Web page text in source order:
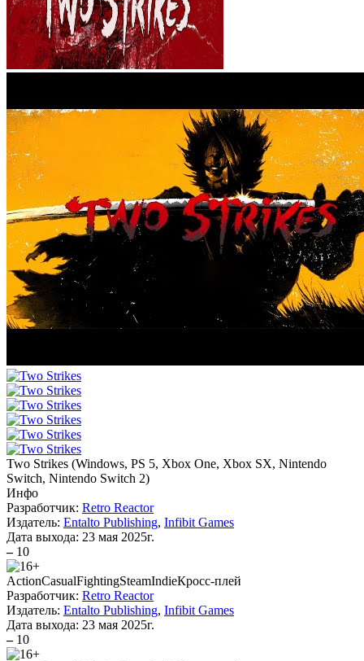
Two Strikes (Windows, PS 5, Xbox One, Xbox SX, Nintendo
Switch, Nintendo Switch 2)
Инфо
Разработчик: Retro Reactor
Издатель: Entalto Publishing, Infibit Games
Дата выхода: 23 мая 2025г.
– 10
ActionCasualFightingSteamIndieКросс-плей
Разработчик: Retro Reactor
Издатель: Entalto Publishing, Infibit Games
Дата выхода: 23 мая 2025г.
– 10